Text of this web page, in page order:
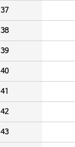
37
38
39
40
41
42
43